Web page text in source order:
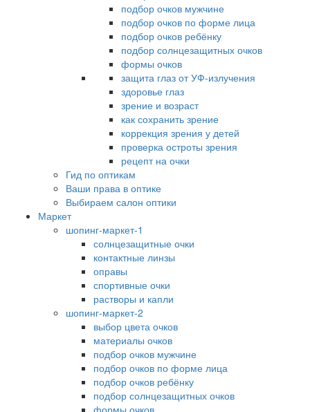
подбор очков мужчине
подбор очков по форме лица
подбор очков ребёнку
подбор солнцезащитных очков
формы очков
защита глаз от УФ-излучения
здоровье глаз
зрение и возраст
как сохранить зрение
коррекция зрения у детей
проверка остроты зрения
рецепт на очки
Гид по оптикам
Ваши права в оптике
Выбираем салон оптики
Маркет
шопинг-маркет-1
солнцезащитные очки
контактные линзы
оправы
спортивные очки
растворы и капли
шопинг-маркет-2
выбор цвета очков
материалы очков
подбор очков мужчине
подбор очков по форме лица
подбор очков ребёнку
подбор солнцезащитных очков